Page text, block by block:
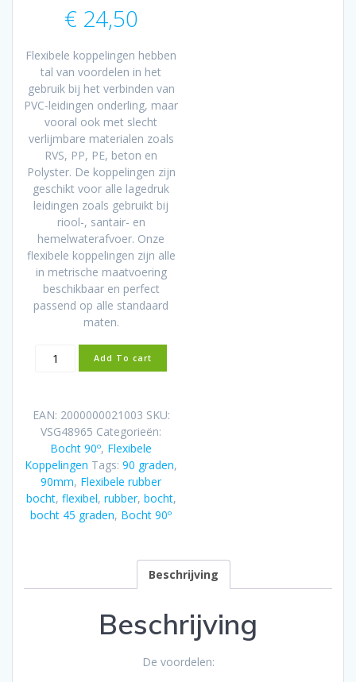
€24,50
Flexibele koppelingen hebben
tal van voordelen in het
gebruik bij het verbinden van
PVC-leidingen onderling, maar
vooral ook met slecht
verlijmbare materialen zoals
RVS, PP, PE, beton en
Polyster. De koppelingen zijn
geschikt voor alle lagedruk
leidingen zoals gebruikt bij
riool-, santair- en
hemelwaterafvoer. Onze
flexibele koppelingen zijn alle
in metrische maatvoering
beschikbaar en perfect
passend op alle standaard
maten.
Flexibele
rubber
90mm
aantal
Add To cart
EAN: 2000000021003 SKU:
VSG48965 Categorieën:
Bocht 90º, Flexibele
Koppelingen Tags: 90 graden,
90mm, Flexibele rubber
bocht, flexibel, rubber, bocht,
bocht 45 graden, Bocht 90º
Beschrijving
Beschrijving
De voordelen: